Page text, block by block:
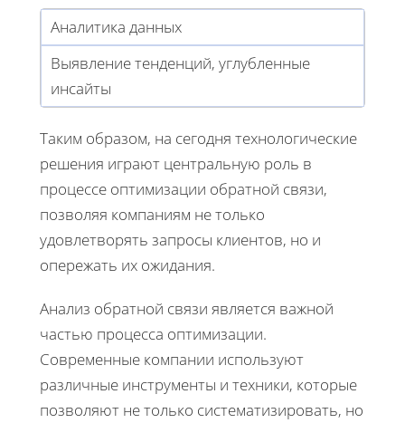
Аналитика данных
Выявление тенденций, углубленные
инсайты
Таким образом, на сегодня технологические
решения играют центральную роль в
процессе оптимизации обратной связи,
позволяя компаниям не только
удовлетворять запросы клиентов, но и
опережать их ожидания.
Анализ обратной связи является важной
частью процесса оптимизации.
Современные компании используют
различные инструменты и техники, которые
позволяют не только систематизировать, но